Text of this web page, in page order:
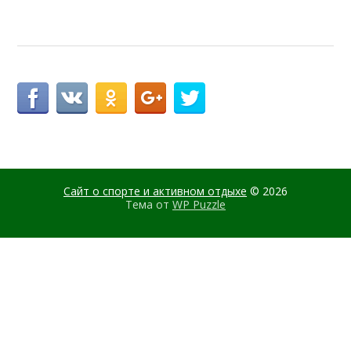
Сайт о спорте и активном отдыхе © 2026
Тема от WP Puzzle